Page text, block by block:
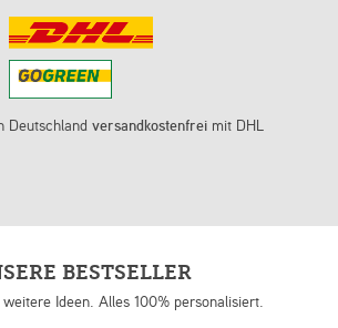
Deutschlandversandkostenfrei mit DHL
BESTSELLER
Ideen. Alles 100% personalisiert.